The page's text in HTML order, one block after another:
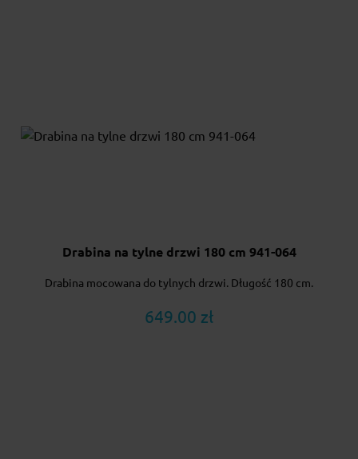
Drabina na tylne drzwi 180 cm 941-064
Drabina mocowana do tylnych drzwi. Długość 180 cm.
649.00 zł